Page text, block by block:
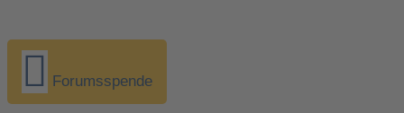
Forumsspende